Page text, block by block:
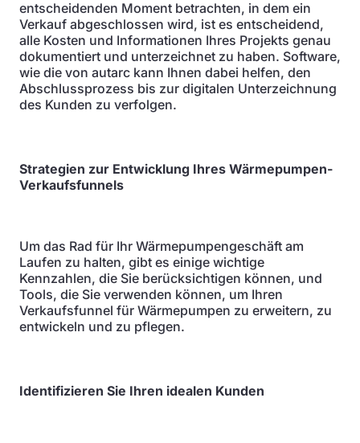
entscheidenden Moment betrachten, in dem ein
Verkauf abgeschlossen wird, ist es entscheidend,
alle Kosten und Informationen Ihres Projekts genau
dokumentiert und unterzeichnet zu haben. Software,
wie die von autarc kann Ihnen dabei helfen, den
Abschlussprozess bis zur digitalen Unterzeichnung
des Kunden zu verfolgen.
Strategien zur Entwicklung Ihres Wärmepumpen-
Verkaufsfunnels
Um das Rad für Ihr Wärmepumpengeschäft am
Laufen zu halten, gibt es einige wichtige
Kennzahlen, die Sie berücksichtigen können, und
Tools, die Sie verwenden können, um Ihren
Verkaufsfunnel für Wärmepumpen zu erweitern, zu
entwickeln und zu pflegen.
Identifizieren Sie Ihren idealen Kunden